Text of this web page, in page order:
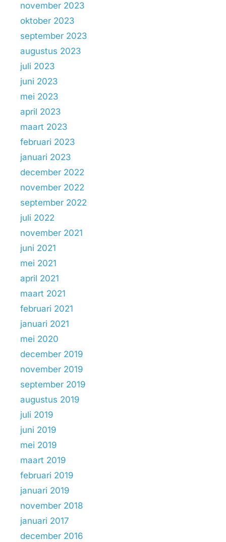
november 2023
oktober 2023
september 2023
augustus 2023
juli 2023
juni 2023
mei 2023
april 2023
maart 2023
februari 2023
januari 2023
december 2022
november 2022
september 2022
juli 2022
november 2021
juni 2021
mei 2021
april 2021
maart 2021
februari 2021
januari 2021
mei 2020
december 2019
november 2019
september 2019
augustus 2019
juli 2019
juni 2019
mei 2019
maart 2019
februari 2019
januari 2019
november 2018
januari 2017
december 2016